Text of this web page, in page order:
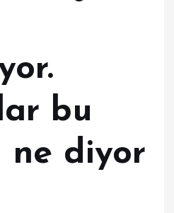
bu
ne diyor